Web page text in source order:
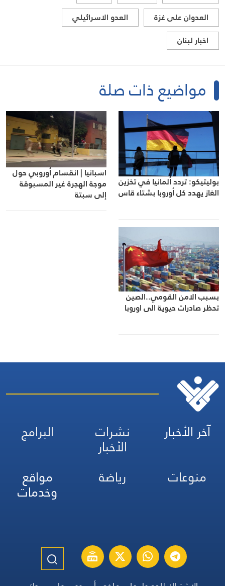
العدوان على غزة
العدو الاسرائيلي
اخبار لبنان
مواضيع ذات صلة
بوليتيكو: تردد ألمانيا في تخزين
الغاز يهدد كل أوروبا بشتاء قاس
اسبانيا | انقسام أوروبي حول
موجة الهجرة غير المسبوقة
إلى سبتة
بسبب الامن القومي..الصين
تحظر صادرات حيوية الى اوروبا
آخر الأخبار نشرات
الأخبار
البرامج
منوعات
رياضة مواقع
وخدمات